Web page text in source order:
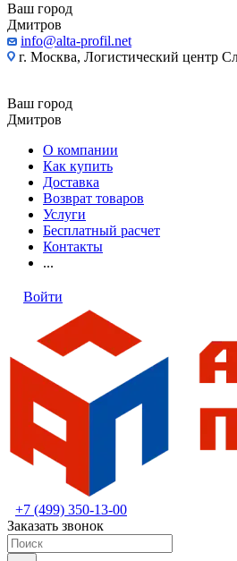
Ваш город
Дмитров
info@alta-profil.net
г. Москва, Логистический центр
Ваш город
Дмитров
О компании
Как купить
Доставка
Возврат товаров
Услуги
Бесплатный расчет
Контакты
...
Войти
+7 (499) 350-13-00
Заказать звонок